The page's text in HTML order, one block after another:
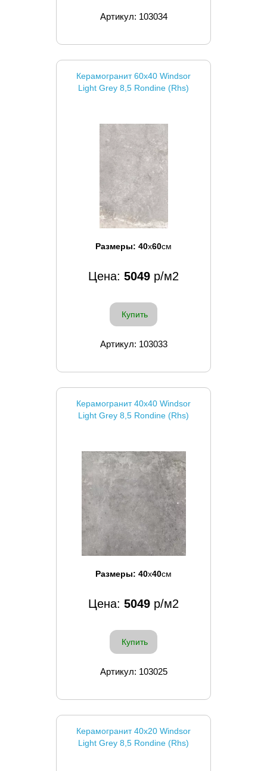
Артикул: 103034
Керамогранит 60x40 Windsor
Light Grey 8,5 Rondine (Rhs)
Размеры: 40x60см
Цена: 5049 р/м2
Купить
Артикул: 103033
Керамогранит 40x40 Windsor
Light Grey 8,5 Rondine (Rhs)
Размеры: 40x40см
Цена: 5049 р/м2
Купить
Артикул: 103025
Керамогранит 40x20 Windsor
Light Grey 8,5 Rondine (Rhs)